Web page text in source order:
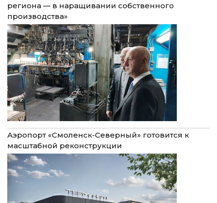
региона — в наращивании собственного
производства»
Аэропорт «Смоленск-Северный» готовится к
масштабной реконструкции